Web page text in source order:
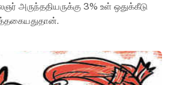
அருந்ததியருக்கு 3% உள் ஒதுக்கீடு